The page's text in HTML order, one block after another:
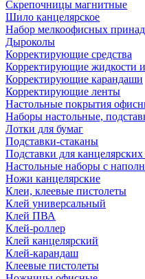
Скрепочницы магнитные
Шило канцелярское
Набор мелкоофисных
Дыроколы
Корректирующие средства
Корректирующие жидкости и
Корректирующие карандаши
Корректирующие ленты
Настольные покрытия
Наборы настольные,
Лотки для бумаг
Подставки-стаканы
Подставки для
Настольные наборы с
Ножи канцелярские
Клеи, клеевые пистолеты
Клей универсальный
Клей ПВА
Клей-роллер
Клей канцелярский
Клей-карандаш
Клеевые пистолеты